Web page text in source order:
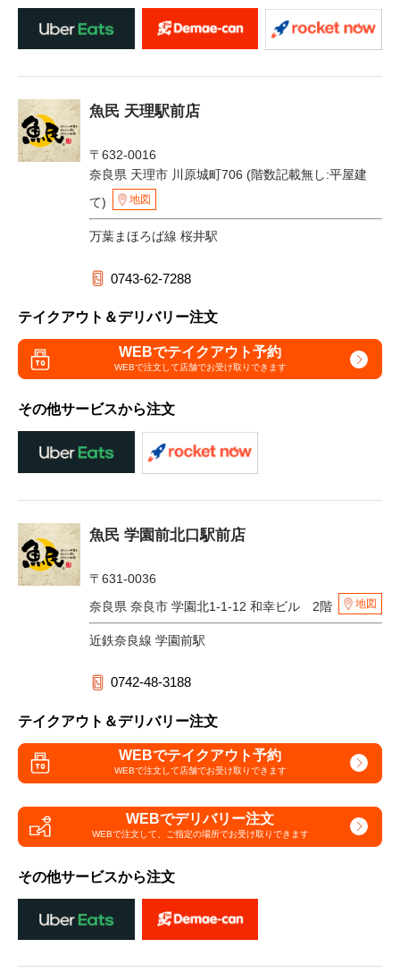
魚民 天理駅前店
〒632-0016
奈良県 天理市 川原城町706 (階数記載無し:平屋建
て)
地図
万葉まほろば線 桜井駅
0743-62-7288
テイクアウト＆デリバリー注文
WEBでテイクアウト予約
WEBで注文して店舗でお受け取りできます
その他サービスから注文
魚民 学園前北口駅前店
〒631-0036
奈良県 奈良市 学園北1-1-12 和幸ビル 2階
地図
近鉄奈良線 学園前駅
0742-48-3188
テイクアウト＆デリバリー注文
WEBでテイクアウト予約
WEBで注文して店舗でお受け取りできます
WEBでデリバリー注文
WEBで注文して、 ご指定の場所でお受け取りできます
その他サービスから注文